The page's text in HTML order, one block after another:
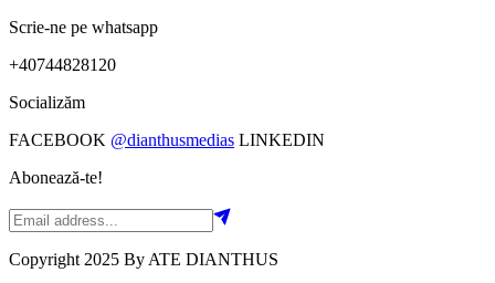
Scrie-ne pe whatsapp
+40744828120
Socializăm
FACEBOOK @dianthusmedias LINKEDIN
Abonează-te!
Copyright 2025 By ATE DIANTHUS